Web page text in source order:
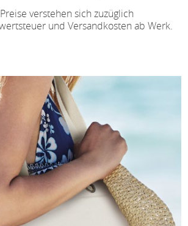
verstehen sich zuzüglich
und Versandkosten ab Werk.